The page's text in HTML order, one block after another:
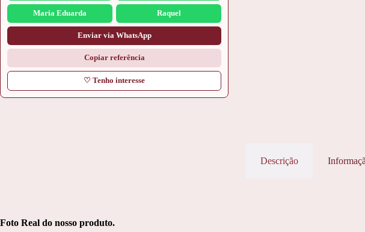
Maria Eduarda Raquel
Enviar via WhatsApp
Copiar referência
♡ Tenho interesse
Descrição
Foto Real do nosso produto.